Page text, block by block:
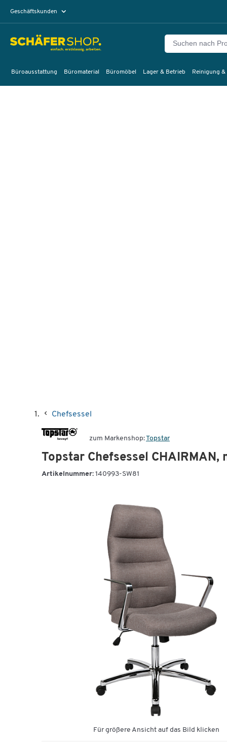
Geschäftskunden
Büroausstattung Büromaterial Büromöbel Lager & Betrieb Reinigung &
Chefsessel
zum Markenshop:Topstar
Topstar Chefsessel
Artikelnummer: 140993-SW81
Für größere Ansicht auf das Bild klicken